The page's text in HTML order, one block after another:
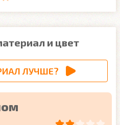
и цвет
ЛУЧШЕ?